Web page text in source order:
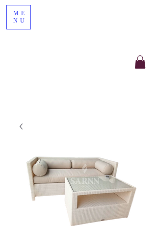
ME
NU